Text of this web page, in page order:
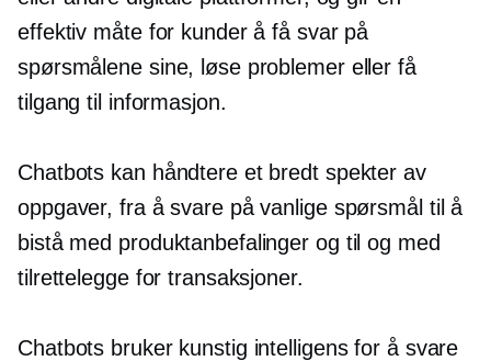
effektiv måte for kunder å få svar på
spørsmålene sine, løse problemer eller få
tilgang til informasjon.
Chatbots kan håndtere et bredt spekter av
oppgaver, fra å svare på vanlige spørsmål til å
bistå med produktanbefalinger og til og med
tilrettelegge for transaksjoner.
Chatbots bruker kunstig intelligens for å svare